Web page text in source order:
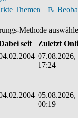
Themen
Methode
seit Zuletzt
07.08.2026,
17:24
05.08.2026,
00:19